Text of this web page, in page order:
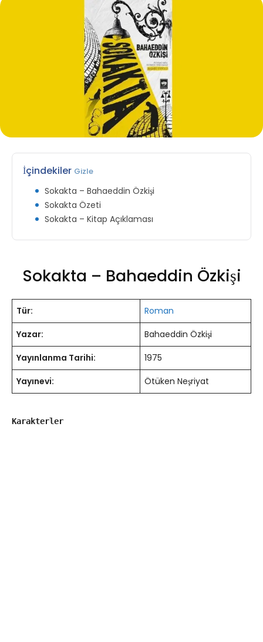
İçindekiler Gizle
Sokakta – Bahaeddin Özkişi
Sokakta Özeti
Sokakta – Kitap Açıklaması
Sokakta – Bahaeddin Özkişi
Tür:
Roman
Yazar:
Bahaeddin Özkişi
Yayınlanma Tarihi:
1975
Yayınevi:
Ötüken Neşriyat
Karakterler